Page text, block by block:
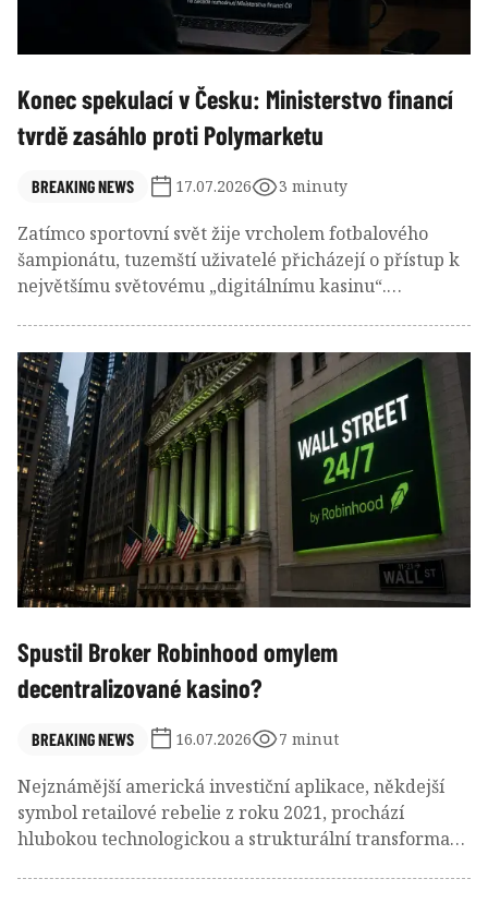
Konec spekulací v Česku: Ministerstvo financí
tvrdě zasáhlo proti Polymarketu
BREAKING NEWS 17.07.2026 3 minuty
Zatímco sportovní svět žije vrcholem fotbalového
šampionátu, tuzemští uživatelé přicházejí o přístup k
největšímu světovému „digitálnímu kasinu“.
Spustil Broker Robinhood omylem
decentralizované kasino?
BREAKING NEWS 16.07.2026 7 minut
Nejznámější americká investiční aplikace, někdejší
symbol retailové rebelie z roku 2021, prochází
hlubokou technologickou a strukturální transformací.